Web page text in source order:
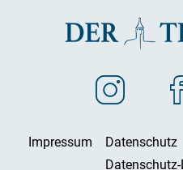
Impressum Datenschutz